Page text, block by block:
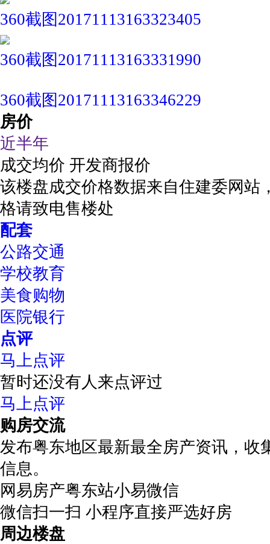
360截图20171113163323405
360截图20171113163331990
360截图20171113163346229
房价
近半年
成交均价 开发商报价
该楼盘成交价格数据来自住建委网站
格请致电售楼处
配套
公路交通
学校教育
美食购物
医院银行
点评
马上点评
暂时还没有人来点评过
马上点评
购房交流
发布粤东地区最新最全房产资讯，收
信息。
网易房产粤东站小易微信
微信扫一扫 小程序直接严选好房
周边楼盘